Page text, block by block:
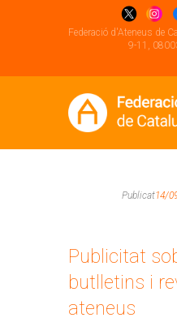
Federació d'Ateneus de
9-11,
Publicat14/
Publicitat
butlletins i
ateneus